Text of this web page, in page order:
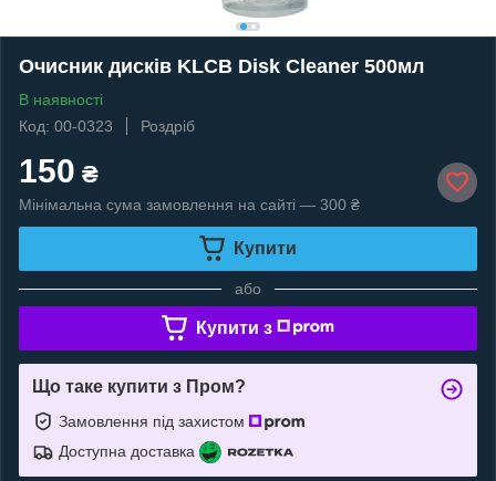
Очисник дисків KLCB Disk Cleaner 500мл
В наявності
Код: 00-0323
Роздріб
150 ₴
Мінімальна сума замовлення на сайті — 300 ₴
Купити
або
Купити з
Що таке купити з Пром?
Замовлення під захистом
Доступна доставка